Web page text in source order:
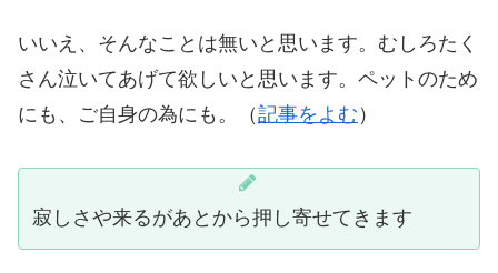
いいえ、そんなことは無いと思います。むしろたく
さん泣いてあげて欲しいと思います。ペットのため
にも、ご自身の為にも。（記事をよむ ）
寂しさや来るがあとから押し寄せてきます